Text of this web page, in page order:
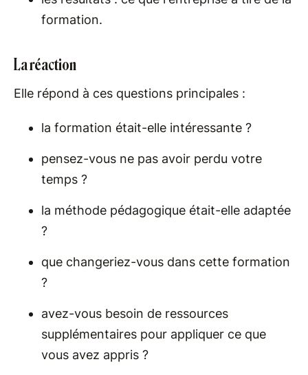
formation.
La réaction
Elle répond à ces questions principales :
la formation était-elle intéressante ?
pensez-vous ne pas avoir perdu votre
temps ?
la méthode pédagogique était-elle adaptée
?
que changeriez-vous dans cette formation
?
avez-vous besoin de ressources
supplémentaires pour appliquer ce que
vous avez appris ?